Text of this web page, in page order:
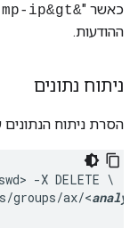
כאשר "&lt;mp-ip&gt;
ההודעות.
ניתוח נתונים
הסרת ניתוח הנתונים
-X DELETE \
groups/ax/<